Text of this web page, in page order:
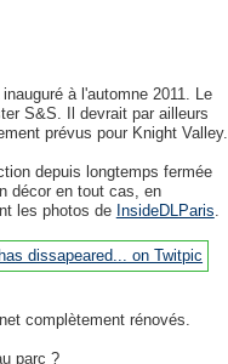
à l'automne 2011. Le
S&S. Il devrait par ailleurs
prévus pour Knight Valley.
depuis longtemps fermée
décor en tout cas, en
les photos de InsideDLParis.
complètement rénovés.
parc ?